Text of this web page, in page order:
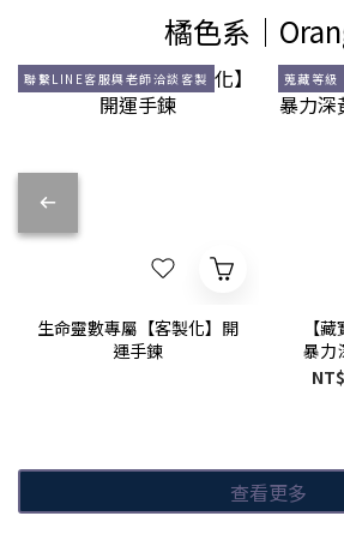
橘色系
聯繫LINE客服與老師洽談客製
生命靈數專屬【客製化】開
運手鍊
蒐藏等級
【
暴力
查看更多